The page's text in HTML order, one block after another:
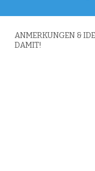
ANMERKUNGEN &
DAMIT!